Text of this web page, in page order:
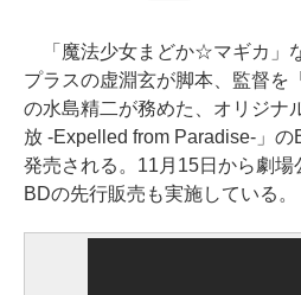
「魔法少女まどか☆マギカ」
プラスの虚淵玄が脚本、監督を
の水島精二が務めた、オリジナ
放 -Expelled from Paradise-」
発売される。11月15日から劇
BDの先行販売も実施している。